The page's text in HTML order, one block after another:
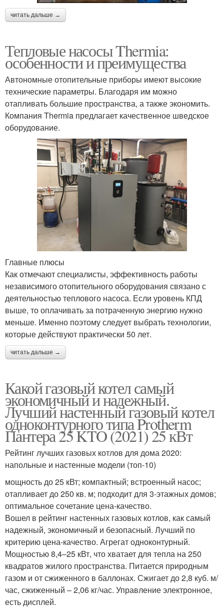
читать дальше →
Тепловые насосы Thermia:
особенности и преимущества
Автономные отопительные приборы имеют высокие
технические параметры. Благодаря им можно
отапливать большие пространства, а также экономить.
Компания Thermia предлагает качественное шведское
оборудование.
Главные плюсы
Как отмечают специалисты, эффективность работы
независимого отопительного оборудования связано с
деятельностью теплового насоса. Если уровень КПД
выше, то оплачивать за потраченную энергию нужно
меньше. Именно поэтому следует выбрать технологии,
которые действуют практически 50 лет.
читать дальше →
Какой газовый котел самый
экономичный и надежный.
Лучший настенный газовый котел
одноконтурного типа Protherm
Пантера 25 KTO (2021) 25 кВт
Рейтинг лучших газовых котлов для дома 2020:
напольные и настенные модели (топ-10)
мощность до 25 кВт; компактный; встроенный насос;
отапливает до 250 кв. м; подходит для 3-этажных домов;
оптимальное сочетание цена-качество.
Вошел в рейтинг настенных газовых котлов, как самый
надежный, экономичный и безопасный. Лучший по
критерию цена-качество. Агрегат одноконтурный.
Мощностью 8,4–25 кВт, что хватает для тепла на 250
квадратов жилого пространства. Питается природным
газом и от сжиженного в баллонах. Сжигает до 2,8 куб. м/
час, сжиженный – 2,06 кг/час. Управление электронное,
есть дисплей.